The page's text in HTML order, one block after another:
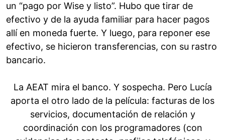
un “pago por Wise y listo”. Hubo que tirar de
efectivo y de la ayuda familiar para hacer pagos
allí en moneda fuerte. Y luego, para reponer ese
efectivo, se hicieron transferencias, con su rastro
bancario.
La AEAT mira el banco. Y sospecha. Pero Lucía
aporta el otro lado de la película: facturas de los
servicios, documentación de relación y
coordinación con los programadores (con